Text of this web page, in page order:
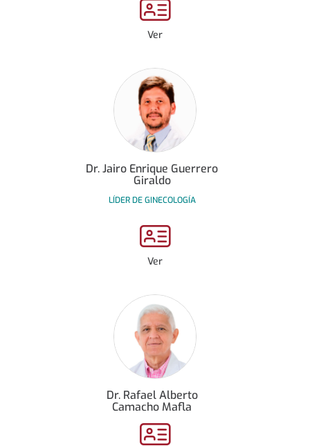
Ver
Dr. Jairo Enrique Guerrero
Giraldo
LÍDER DE GINECOLOGÍA
Ver
Dr. Rafael Alberto
Camacho Mafla